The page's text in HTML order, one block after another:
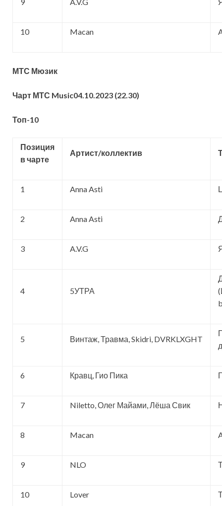
10 Macan
МТС Мюзик
Чарт МТС Music04 1 0.2023 (22. 30)
Топ-10
Позиция
в чарте
Артист/коллектив
1 Anna Asti
2 Anna Asti
3 A.V.G
4 5УТРА
5 Винтаж, Травма, Skidri, DVRKLXGHT
6 Кравц, Гио Пика
7 Niletto, Олег Майами, Лёша Свик
8 Macan
9 NLO
10 Lover